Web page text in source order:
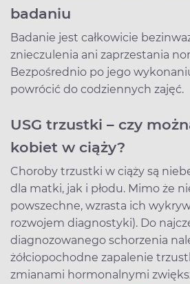
badaniu
Badanie jest całkowicie
znieczulenia ani zaprzestania
Bezpośrednio po jego
powrócić do codziennych zajęć.
USG trzustki – czy
kobiet w ciąży?
Choroby trzustki w ciąży są
dla matki, jak i płodu. Mimo że
powszechne, wzrasta ich
rozwojem diagnostyki). Do
diagnozowanego schorzenia
żółciopochodne zapalenie
zmianami hormonalnymi